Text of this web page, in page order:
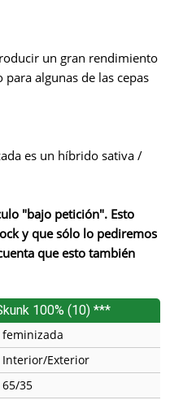
un gran rendimiento
algunas de las cepas
es un híbrido sativa /
"bajo petición". Esto
y que sólo lo pediremos
que esto también
100% (10) ***
feminizada
Interior/Exterior
65/35